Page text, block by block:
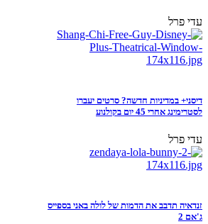
עדי פרל
דיסני+ במדיניות חדשה? סרטים יעברו
לסטרימינג אחרי 45 יום בקולנוע
עדי פרל
זנדאיה תדבב את הדמות של לולה באני בספייס
ג'אם 2